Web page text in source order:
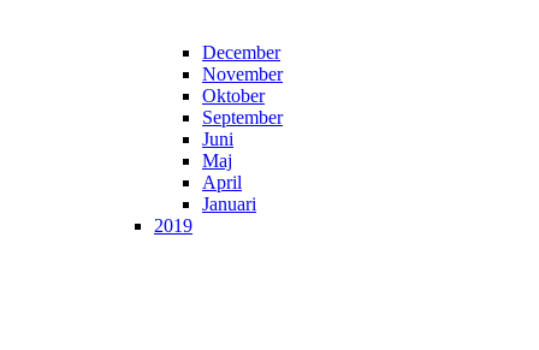
December
November
Oktober
September
Juni
Maj
April
Januari
2019